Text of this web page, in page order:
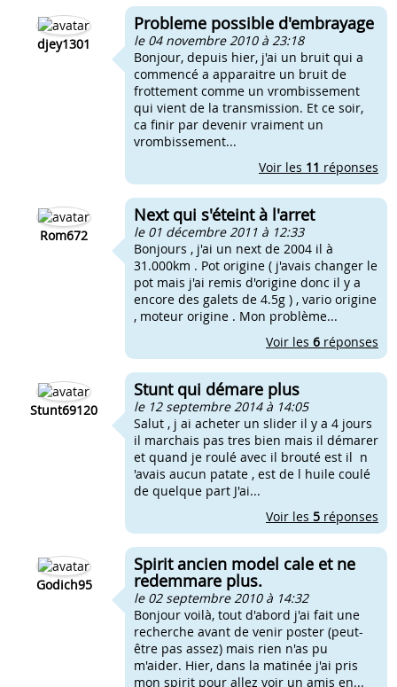
djey1301
Probleme possible d'embrayage
le 04 novembre 2010 à 23:18
Bonjour, depuis hier, j'ai un bruit qui a
commencé a apparaitre un bruit de
frottement comme un vrombissement
qui vient de la transmission. Et ce soir,
ca finir par devenir vraiment un
vrombissement...
Voir les 11 réponses
Rom672
Next qui s'éteint à l'arret
le 01 décembre 2011 à 12:33
Bonjours , j'ai un next de 2004 il à
31.000km . Pot origine ( j'avais changer le
pot mais j'ai remis d'origine donc il y a
encore des galets de 4.5g ) , vario origine
, moteur origine . Mon problème...
Voir les 6 réponses
Stunt69120
Stunt qui démare plus
le 12 septembre 2014 à 14:05
Salut , j ai acheter un slider il y a 4 jours
il marchais pas tres bien mais il démarer
et quand je roulé avec il brouté est il n
'avais aucun patate , est de l huile coulé
de quelque part J'ai...
Voir les 5 réponses
Godich95
Spirit ancien model cale et ne
redemmare plus.
le 02 septembre 2010 à 14:32
Bonjour voilà, tout d'abord j'ai fait une
recherche avant de venir poster (peut-
être pas assez) mais rien n'as pu
m'aider. Hier, dans la matinée j'ai pris
mon spirit pour allez voir un amis en...